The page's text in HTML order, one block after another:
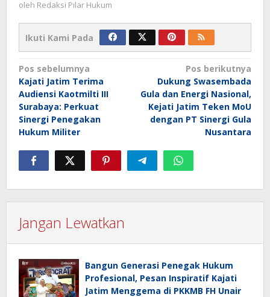
oleh Redaksi Pilar Hukum
Ikuti Kami Pada
Navigasi
pos
Pos sebelumnya
Kajati Jatim Terima
Audiensi Kaotmilti III
Surabaya: Perkuat
Sinergi Penegakan
Hukum Militer
Pos berikutnya
Dukung Swasembada
Gula dan Energi Nasional,
Kejati Jatim Teken MoU
dengan PT Sinergi Gula
Nusantara
Jangan Lewatkan
Bangun Generasi Penegak Hukum
Profesional, Pesan Inspiratif Kajati
Jatim Menggema di PKKMB FH Unair